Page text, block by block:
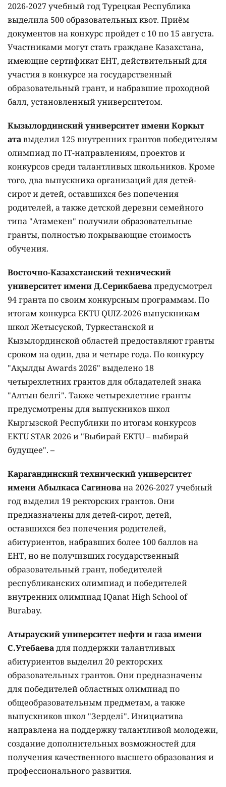
2026-2027 учебный год Турецкая Республика
выделила 500 образовательных квот. Приём
документов на конкурс пройдет с 10 по 15 августа.
Участниками могут стать граждане Казахстана,
имеющие сертификат ЕНТ, действительный для
участия в конкурсе на государственный
образовательный грант, и набравшие проходной
балл, установленный университетом.
Кызылординский университет имени Коркыт
атавыделил 125 внутренних грантов победителям
олимпиад по IT-направлениям, проектов и
конкурсов среди талантливых школьников. Кроме
того, два выпускника организаций для детей-
сирот и детей, оставшихся без попечения
родителей, а также детской деревни семейного
типа "Атамекен" получили образовательные
гранты, полностью покрывающие стоимость
обучения.
Восточно-Казахстанский технический
университет имени Д.Серикбаевапредусмотрел
94 гранта по своим конкурсным программам. По
итогам конкурса EKTU QUIZ-2026 выпускникам
школ Жетысуской, Туркестанской и
Кызылординской областей предоставляют гранты
сроком на один, два и четыре года. По конкурсу
"Ақылды Awards 2026" выделено 18
четырехлетних грантов для обладателей знака
"Алтын белгі". Также четырехлетние гранты
предусмотрены для выпускников школ
Кыргызской Республики по итогам конкурсов
EKTU STAR 2026 и "Выбирай EKTU – выбирай
будущее". –
Карагандинский технический университет
имени Абылкаса Сагинована 2026-2027 учебный
год выделил 19 ректорских грантов. Они
предназначены для детей-сирот, детей,
оставшихся без попечения родителей,
абитуриентов, набравших более 100 баллов на
ЕНТ, но не получивших государственный
образовательный грант, победителей
республиканских олимпиад и победителей
внутренних олимпиад IQanat High School of
Burabay.
Атырауский университет нефти и газа имени
С.Утебаевадля поддержки талантливых
абитуриентов выделил 20 ректорских
образовательных грантов. Они предназначены
для победителей областных олимпиад по
общеобразовательным предметам, а также
выпускников школ "Зерделі". Инициатива
направлена на поддержку талантливой молодежи,
создание дополнительных возможностей для
получения качественного высшего образования и
профессионального развития.